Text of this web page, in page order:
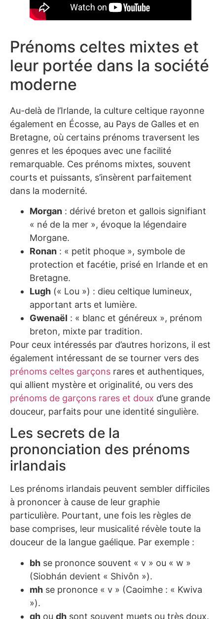
Prénoms celtes mixtes et
leur portée dans la société
moderne
Au-delà de l’Irlande, la culture celtique rayonne
également en Écosse, au Pays de Galles et en
Bretagne, où certains prénoms traversent les
genres et les époques avec une facilité
remarquable. Ces prénoms mixtes, souvent
courts et puissants, s’insèrent parfaitement
dans la modernité.
Morgan : dérivé breton et gallois signifiant
« né de la mer », évoque la légendaire
Morgane.
Ronan : « petit phoque », symbole de
protection et facétie, prisé en Irlande et en
Bretagne.
Lugh (« Lou ») : dieu celtique lumineux,
apportant arts et lumière.
Gwenaël : « blanc et généreux », prénom
breton, mixte par tradition.
Pour ceux intéressés par d’autres horizons, il est
également intéressant de se tourner vers des
prénoms celtes garçons rares et authentiques,
qui allient mystère et originalité, ou vers des
prénoms de garçons rares et doux d’une grande
douceur, parfaits pour une identité singulière.
Les secrets de la
prononciation des prénoms
irlandais
Les prénoms irlandais peuvent sembler difficiles
à prononcer à cause de leur graphie
particulière. Pourtant, une fois les règles de
base comprises, leur musicalité révèle toute la
douceur de la langue gaélique. Par exemple :
bh se prononce souvent « v » ou « w »
(Siobhán devient « Shivôn »).
mh se prononce « v » (Caoimhe : « Kwiva
»).
gh ou dh sont souvent muets ou très doux.